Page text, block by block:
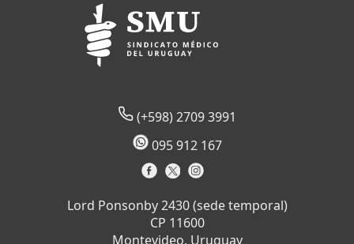
(+598) 2709 3991
095 912 167
Lord Ponsonby 2430 (sede temporal)
CP 11600
Montevideo, Uruguay